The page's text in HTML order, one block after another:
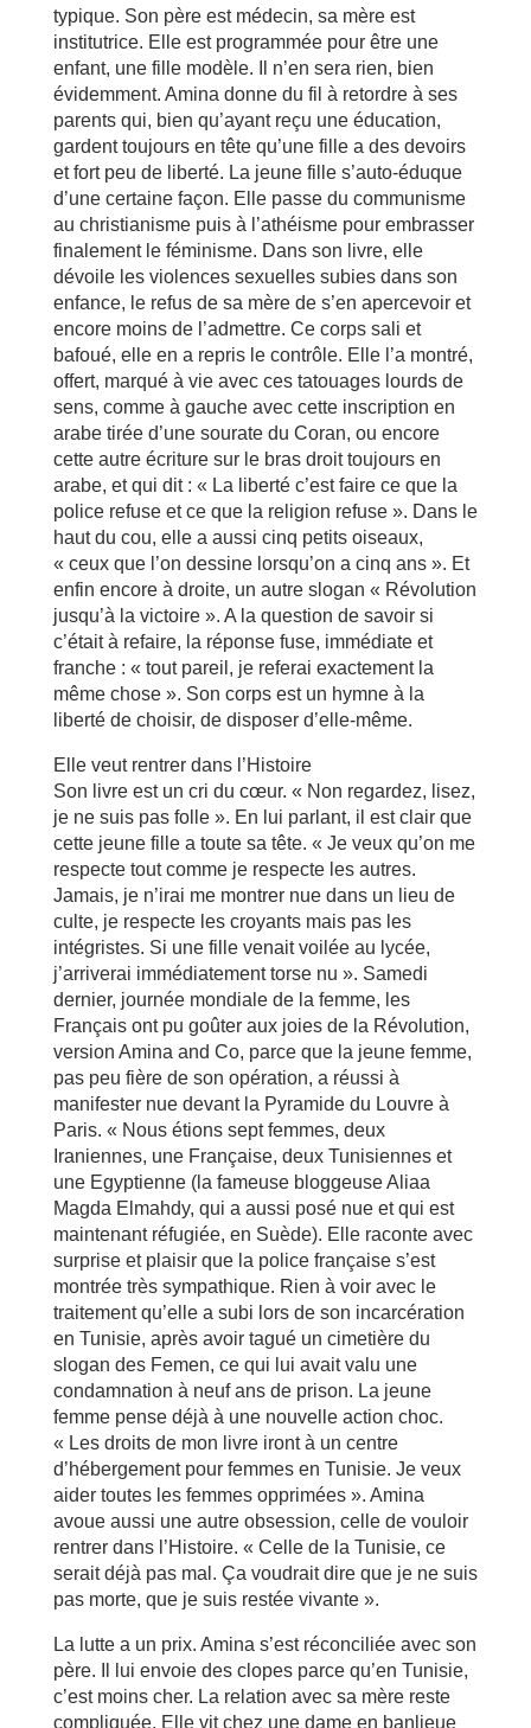
typique. Son père est médecin, sa mère est
institutrice. Elle est programmée pour être une
enfant, une fille modèle. Il n’en sera rien, bien
évidemment. Amina donne du fil à retordre à ses
parents qui, bien qu’ayant reçu une éducation,
gardent toujours en tête qu’une fille a des devoirs
et fort peu de liberté. La jeune fille s’auto-éduque
d’une certaine façon. Elle passe du communisme
au christianisme puis à l’athéisme pour embrasser
finalement le féminisme. Dans son livre, elle
dévoile les violences sexuelles subies dans son
enfance, le refus de sa mère de s’en apercevoir et
encore moins de l’admettre. Ce corps sali et
bafoué, elle en a repris le contrôle. Elle l’a montré,
offert, marqué à vie avec ces tatouages lourds de
sens, comme à gauche avec cette inscription en
arabe tirée d’une sourate du Coran, ou encore
cette autre écriture sur le bras droit toujours en
arabe, et qui dit : « La liberté c’est faire ce que la
police refuse et ce que la religion refuse ». Dans le
haut du cou, elle a aussi cinq petits oiseaux,
« ceux que l’on dessine lorsqu’on a cinq ans ». Et
enfin encore à droite, un autre slogan « Révolution
jusqu’à la victoire ». A la question de savoir si
c’était à refaire, la réponse fuse, immédiate et
franche : « tout pareil, je referai exactement la
même chose ». Son corps est un hymne à la
liberté de choisir, de disposer d’elle-même.
Elle veut rentrer dans l’Histoire
Son livre est un cri du cœur. « Non regardez, lisez,
je ne suis pas folle ». En lui parlant, il est clair que
cette jeune fille a toute sa tête. « Je veux qu’on me
respecte tout comme je respecte les autres.
Jamais, je n’irai me montrer nue dans un lieu de
culte, je respecte les croyants mais pas les
intégristes. Si une fille venait voilée au lycée,
j’arriverai immédiatement torse nu ». Samedi
dernier, journée mondiale de la femme, les
Français ont pu goûter aux joies de la Révolution,
version Amina and Co, parce que la jeune femme,
pas peu fière de son opération, a réussi à
manifester nue devant la Pyramide du Louvre à
Paris. « Nous étions sept femmes, deux
Iraniennes, une Française, deux Tunisiennes et
une Egyptienne (la fameuse bloggeuse Aliaa
Magda Elmahdy, qui a aussi posé nue et qui est
maintenant réfugiée, en Suède). Elle raconte avec
surprise et plaisir que la police française s’est
montrée très sympathique. Rien à voir avec le
traitement qu’elle a subi lors de son incarcération
en Tunisie, après avoir tagué un cimetière du
slogan des Femen, ce qui lui avait valu une
condamnation à neuf ans de prison. La jeune
femme pense déjà à une nouvelle action choc.
« Les droits de mon livre iront à un centre
d’hébergement pour femmes en Tunisie. Je veux
aider toutes les femmes opprimées ». Amina
avoue aussi une autre obsession, celle de vouloir
rentrer dans l’Histoire. « Celle de la Tunisie, ce
serait déjà pas mal. Ça voudrait dire que je ne suis
pas morte, que je suis restée vivante ».
La lutte a un prix. Amina s’est réconciliée avec son
père. Il lui envoie des clopes parce qu’en Tunisie,
c’est moins cher. La relation avec sa mère reste
compliquée. Elle vit chez une dame en banlieue